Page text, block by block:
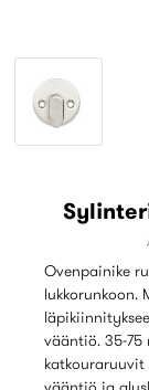
Ovenpainike
lukkorunkoon.
vääntiö. 35-75
katkouraruuvit